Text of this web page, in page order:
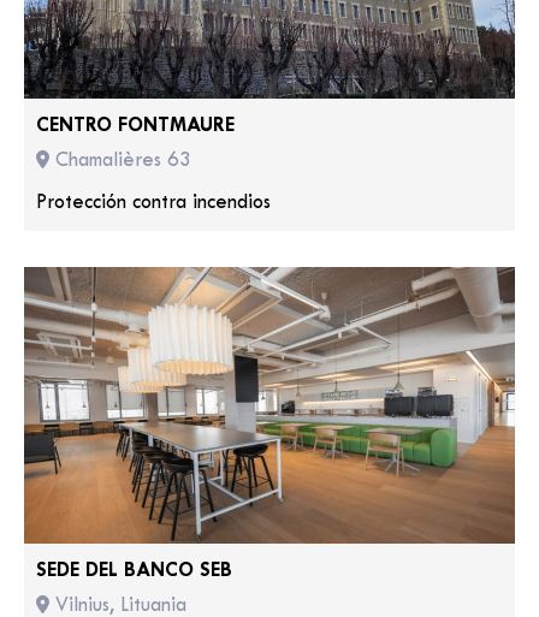
CENTRO FONTMAURE
Chamalières 63
Protección contra incendios
SEDE DEL BANCO SEB
Vilnius, Lituania